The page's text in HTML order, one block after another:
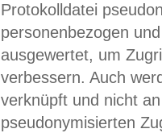
Protokolldatei
personenbezogen
ausgewertet, um
verbessern. Auch
verknüpft und nicht
pseudonymisierten